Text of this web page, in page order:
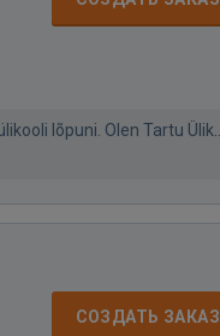
lõpuni. Olen Tartu Ülik...
СОЗДАТЬ ЗАКАЗ